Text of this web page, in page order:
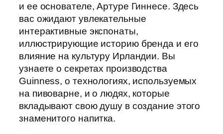
и ее основателе, Артуре Гиннесе. Здесь
вас ожидают увлекательные
интерактивные экспонаты,
иллюстрирующие историю бренда и его
влияние на культуру Ирландии. Вы
узнаете о секретах производства
Guinness, о технологиях, используемых
на пивоварне, и о людях, которые
вкладывают свою душу в создание этого
знаменитого напитка.